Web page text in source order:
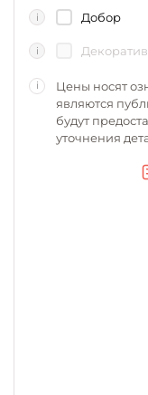
i Добор
i
i
Цены носят
являются
будут
уточнения